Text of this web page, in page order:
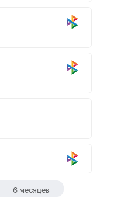
6 месяцев